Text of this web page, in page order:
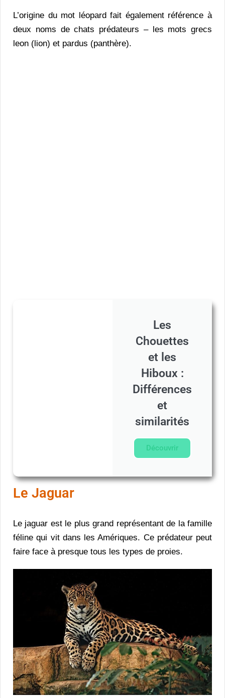
L’origine du mot léopard fait également référence à
deux noms de chats prédateurs – les mots grecs
leon (lion) et pardus (panthère).
Les
Chouettes
et les
Hiboux :
Différences
et
similarités
Découvrir
Le Jaguar
Le jaguar est le plus grand représentant de la famille
féline qui vit dans les Amériques. Ce prédateur peut
faire face à presque tous les types de proies.